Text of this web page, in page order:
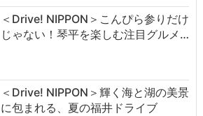
＜Drive! NIPPON＞こんぴら参りだけ
じゃない！琴平を楽しむ注目グルメ…
＜Drive! NIPPON＞輝く海と湖の美景
に包まれる、夏の福井ドライブ